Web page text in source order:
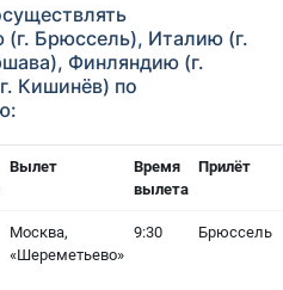
(г. Брюссель), Италию (г.
Финляндию (г.
Кишинёв) по
Вылет
Время
вылета
Прилёт
Москва,
«Шереметьево»
9:30 Брюссель